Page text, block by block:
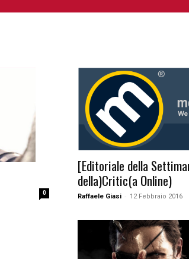
0
[Editoriale della
della)Critic(a Online)
Raffaele Giasi - 12 Febbraio 2016